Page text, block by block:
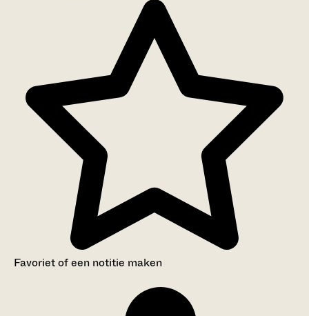
Favoriet of een notitie maken